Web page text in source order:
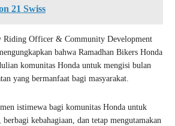
21 Swiss
Riding Officer & Community Development
bahwa Ramadhan Bikers Honda
komunitas Honda untuk mengisi bulan
yang bermanfaat bagi masyarakat.
istimewa bagi komunitas Honda untuk
kebahagiaan, dan tetap mengutamakan